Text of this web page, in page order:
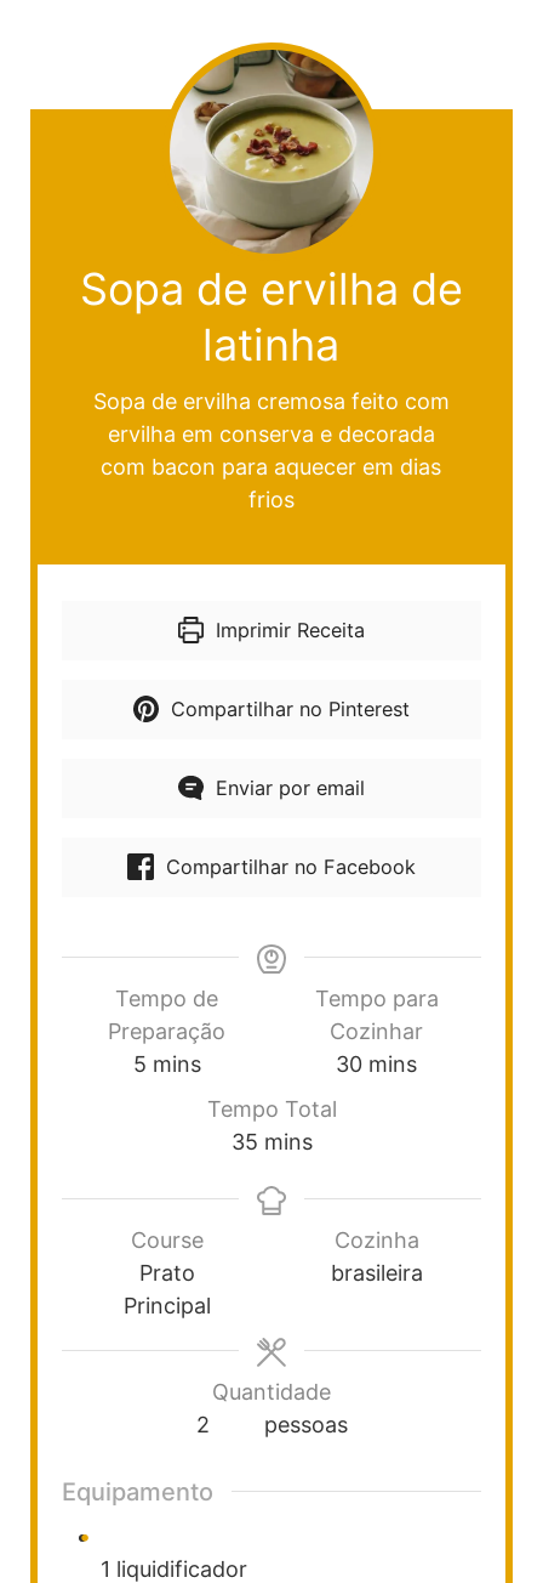
Sopa de ervilha de
latinha
Sopa de ervilha cremosa feito com
ervilha em conserva e decorada
com bacon para aquecer em dias
frios
Imprimir Receita
Compartilhar no Pinterest
Enviar por email
Compartilhar no Facebook
Tempo de
Preparação
5 mins
Tempo para
Cozinhar
30 mins
Tempo Total
35 mins
Course
Prato
Principal
Cozinha
brasileira
Quantidade
2
pessoas
Equipamento
1 liquidificador